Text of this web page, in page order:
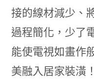
接的線材減少、
過程簡化，少了
能使電視如畫作
美融入居家裝潢！